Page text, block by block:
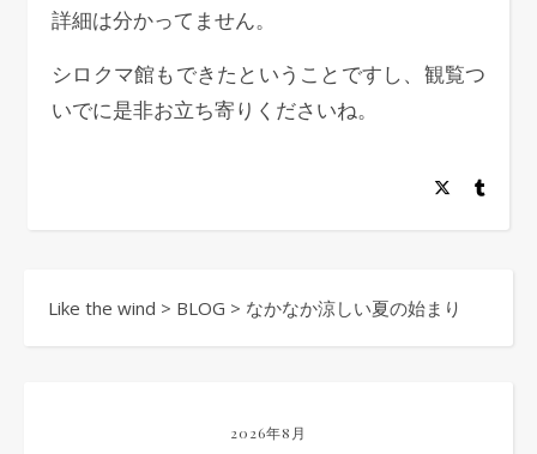
詳細は分かってません。
シロクマ館もできたということですし、観覧つ
いでに是非お立ち寄りくださいね。
Like the wind > BLOG > なかなか涼しい夏の始まり
2026年8月